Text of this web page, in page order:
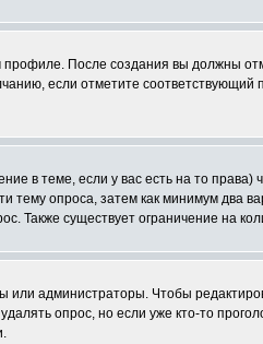
После создания вы должны
если отметите
в теме, если у вас есть на то
тему опроса, затем как минимум два
Также существует ограничение на
администраторы. Чтобы
опрос, но если уже кто-то